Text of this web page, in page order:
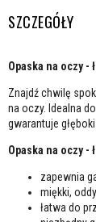
SZCZEGÓŁY
Opaska na oczy -
Znajdź chwilę
na oczy. Idealna
gwarantuje
Opaska na oczy -
zapewnia
miękki,
łatwa do